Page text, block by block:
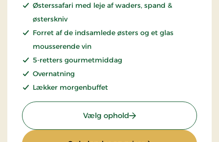
Østerssafari med leje af waders, spand &
østerskniv
Forret af de indsamlede østers og et glas
mousserende vin
5-retters gourmetmiddag
Overnatning
Lækker morgenbuffet
Vælg ophold: Østersophold